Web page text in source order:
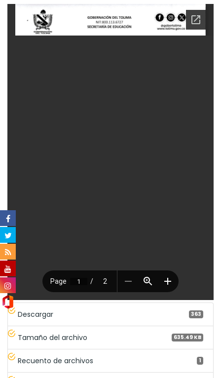
Descargar 363
Tamaño del archivo 635.49 KB
Recuento de archivos 1